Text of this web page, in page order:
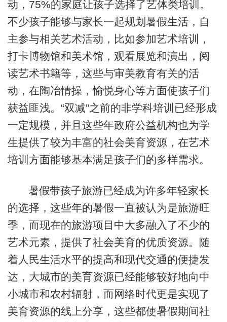
动，75%的家庭让孩子选择了艺体类培训。
不少孩子能够与家长一起规划暑假生活，自
主参与相关艺术活动，比如参加艺术培训，
打卡博物馆和美术馆，观看展览和演出，阅
读艺术书籍等，这些与审美教育有关的活
动，在陶冶情操，愉悦身心等方面使孩子们
获益匪浅。“双减”之前的非学科培训已经形成
一定规模，并且这些年政府公益机构也为学
生提供了较为丰富的社会美育资源，在艺术
培训方面能够基本满足孩子们的多样需求。
暑假带孩子旅游已经成为许多年轻家长
的选择，这些年的暑假一直被认为是旅游旺
季，而现在的旅游项目中大多融入了不少的
艺术元素，提供了社会美育的优质资源。随
着人民生活水平的提高和现代交通的便捷发
达，大城市的美育资源已经能够较好地向中
小城市和农村辐射，而网络时代更是实现了
美育资源的线上分享，这些都使暑假期间社